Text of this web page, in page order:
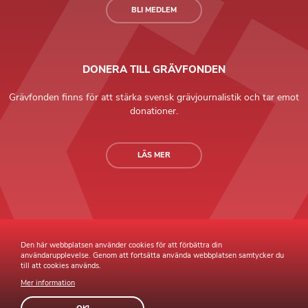
BLI MEDLEM
DONERA TILL GRÄVFONDEN
Grävfonden finns för att stärka svensk grävjournalistik och tar emot
donationer.
LÄS MER
Grävande Journalister © Copyright 2026 |
Easywebpubliceringsverktyg
Den här webbplatsen använder cookies för att förbättra din
användarupplevelse. Genom att fortsätta använda webbplatsen samtycker du
till att cookies används.
Mer information